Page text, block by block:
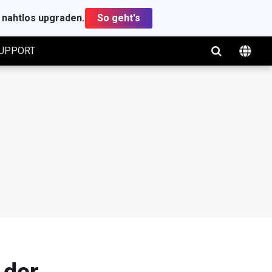
upgraden. So geht's